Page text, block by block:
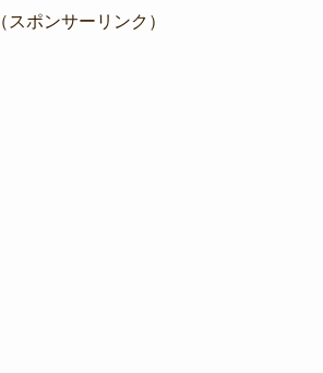
（スポンサーリンク）